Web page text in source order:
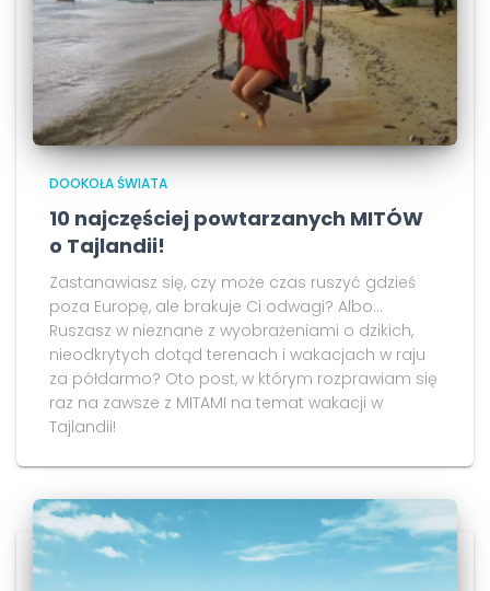
DOOKOŁA ŚWIATA
10 najczęściej powtarzanych MITÓW
o Tajlandii!
Zastanawiasz się, czy może czas ruszyć gdzieś
poza Europę, ale brakuje Ci odwagi? Albo...
Ruszasz w nieznane z wyobrażeniami o dzikich,
nieodkrytych dotąd terenach i wakacjach w raju
za półdarmo? Oto post, w którym rozprawiam się
raz na zawsze z MITAMI na temat wakacji w
Tajlandii!